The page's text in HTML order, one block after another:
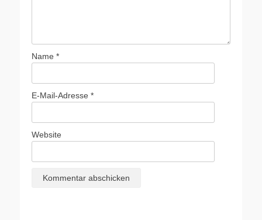
Name *
E-Mail-Adresse *
Website